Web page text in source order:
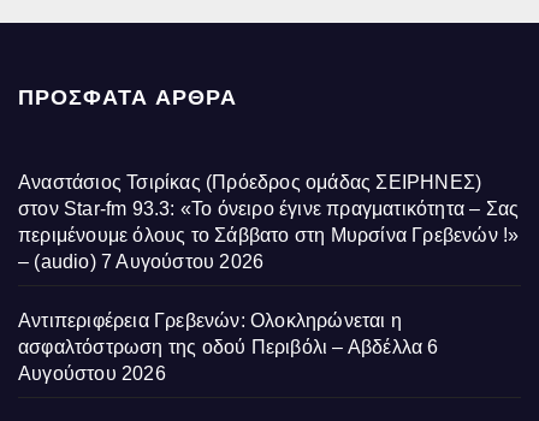
ΠΡΌΣΦΑΤΑ ΆΡΘΡΑ
Αναστάσιος Τσιρίκας (Πρόεδρος ομάδας ΣΕΙΡΗΝΕΣ)
στον Star-fm 93.3: «Το όνειρο έγινε πραγματικότητα – Σας
περιμένουμε όλους το Σάββατο στη Μυρσίνα Γρεβενών !»
– (audio) 7 Αυγούστου 2026
Αντιπεριφέρεια Γρεβενών: Ολοκληρώνεται η
ασφαλτόστρωση της οδού Περιβόλι – Αβδέλλα 6
Αυγούστου 2026